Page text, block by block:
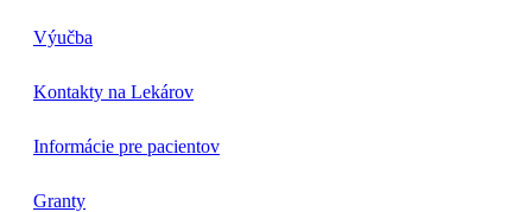
Výučba
Kontakty na Lekárov
Informácie pre pacientov
Granty